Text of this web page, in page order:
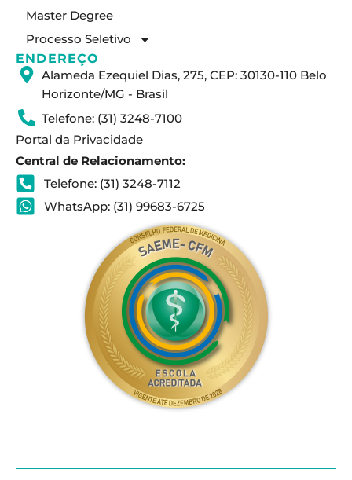
Master Degree
Processo Seletivo
ENDEREÇO
Alameda Ezequiel Dias, 275, CEP: 30130-110 Belo
Horizonte/MG - Brasil
Telefone: (31) 3248-7100
Portal da Privacidade
Central de Relacionamento:
Telefone: (31) 3248-7112
WhatsApp: (31) 99683-6725